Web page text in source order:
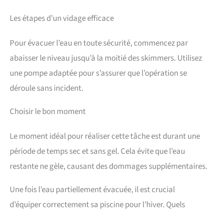
Les étapes d’un vidage efficace
Pour évacuer l’eau en toute sécurité, commencez par
abaisser le niveau jusqu’à la moitié des skimmers. Utilisez
une pompe adaptée pour s’assurer que l’opération se
déroule sans incident.
Choisir le bon moment
Le moment idéal pour réaliser cette tâche est durant une
période de temps sec et sans gel. Cela évite que l’eau
restante ne gèle, causant des dommages supplémentaires.
Une fois l’eau partiellement évacuée, il est crucial
d’équiper correctement sa piscine pour l’hiver. Quels